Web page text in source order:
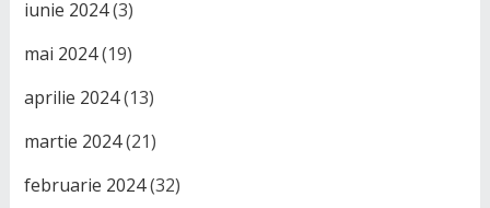
iunie 2024(3)
mai 2024(19)
aprilie 2024(13)
martie 2024(21)
februarie 2024(32)